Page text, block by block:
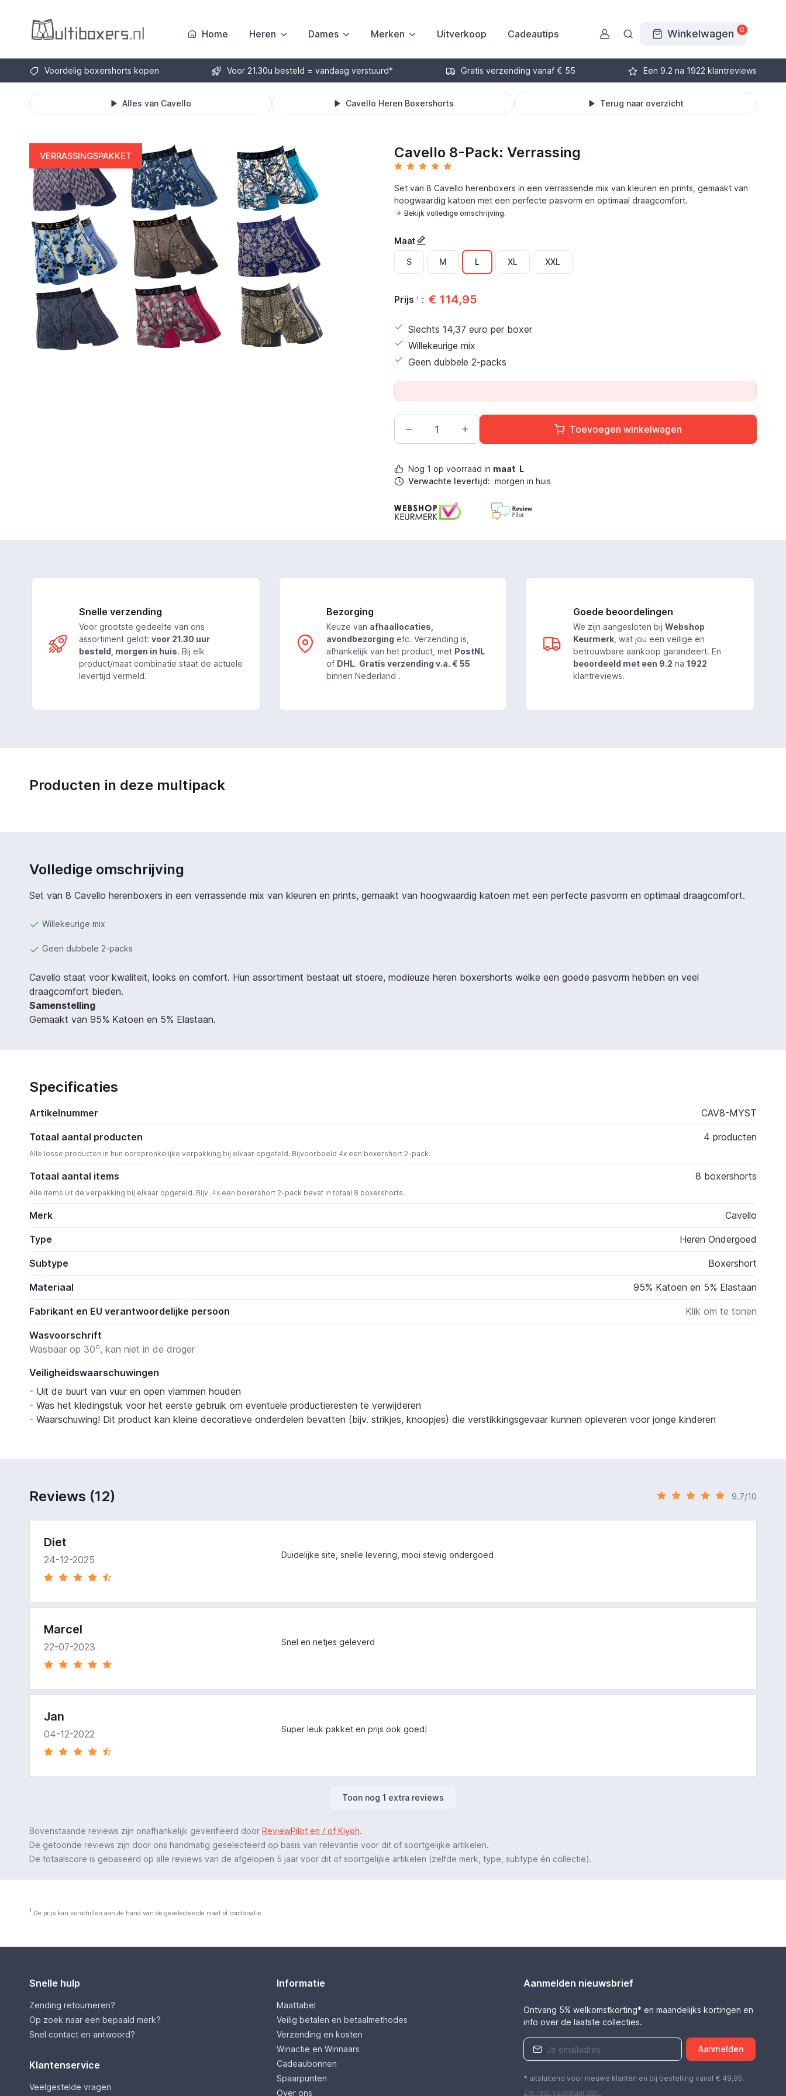
Home Heren Dames Merken Uitverkoop Cadeautips Winkelwagen 0
Voordelig boxershorts kopen Voor 21.30u besteld = vandaag verstuurd* Gratis verzending vanaf € 55 Een 9.2 na 1922 klantreviews
Alles van Cavello Cavello Heren Boxershorts Terug naar overzicht
VERRASSINGSPAKKET Cavello 8-Pack: Verrassing
Set van 8 Cavello herenboxers in een verrassende mix van kleuren en prints, gemaakt van
hoogwaardig katoen met een perfecte pasvorm en optimaal draagcomfort.
Bekijk volledige omschrijving.
Maat
S M L XL XXL
Prijs1 : € 114,95
Slechts14,37 euro per boxer
Willekeurige mix
Geen dubbele 2-packs
Toevoegen winkelwagen
Nog 1 op voorraad in maat L
Verwachte levertijd: morgen in huis
Snelle verzending
Voor grootste gedeelte van ons
assortiment geldt: voor 21.30 uur
besteld, morgen in huis. Bij elk
product/maat combinatie staat de actuele
levertijd vermeld.
Bezorging
Keuze van afhaallocaties,
avondbezorgingetc. Verzending is,
afhankelijk van het product, met PostNL
of DHL. Gratis verzending v.a. € 55
binnen Nederland .
Goede beoordelingen
We zijn aangesloten bijWebshop
Keurmerk , wat jou een veilige en
betrouwbare aankoop garandeert. En
beoordeeld met een 9.2 na1922
klantreviews.
Producten in deze multipack
Volledige omschrijving
Set van 8 Cavello herenboxers in een verrassende mix van kleuren en prints, gemaakt van hoogwaardig katoen met een perfecte pasvorm en optimaal draagcomfort.
Willekeurige mix
Geen dubbele 2-packs
Cavello staat voor kwaliteit, looks en comfort. Hun assortiment bestaat uit stoere, modieuze heren boxershorts welke een goede pasvorm hebben en veel
draagcomfort bieden.
Samenstelling
Gemaakt van 95% Katoen en 5% Elastaan.
Specificaties
Artikelnummer CAV8-MYST
Totaal aantal producten 4 producten
Alle losse producten in hun oorspronkelijke verpakking bij elkaar opgeteld. Bijvoorbeeld 4x een boxershort 2-pack.
Totaal aantal items 8 boxershorts
Alle items uit de verpakking bij elkaar opgeteld. Bijv. 4x een boxershort 2-pack bevat in totaal 8 boxershorts.
Merk Cavello
Type Heren Ondergoed
Subtype Boxershort
Materiaal 95% Katoen en 5% Elastaan
Fabrikant en EU verantwoordelijke persoon Klik om te tonen
Wasvoorschrift
Wasbaar op 30o, kan niet in de droger
Veiligheidswaarschuwingen
- Uit de buurt van vuur en open vlammen houden
- Was het kledingstuk voor het eerste gebruik om eventuele productieresten te verwijderen
- Waarschuwing! Dit product kan kleine decoratieve onderdelen bevatten (bijv. strikjes, knoopjes) die verstikkingsgevaar kunnen opleveren voor jonge kinderen
Reviews (12) 9.7/10
Diet
24-12-2025 Duidelijke site, snelle levering, mooi stevig ondergoed
Marcel
22-07-2023 Snel en netjes geleverd
Jan
04-12-2022 Super leuk pakket en prijs ook goed!
Toon nog 1 extra reviews
Bovenstaande reviews zijn onafhankelijk geverifieerd door ReviewPilot en / of Kiyoh.
De getoonde reviews zijn door ons handmatig geselecteerd op basis van relevantie voor dit of soortgelijke artikelen.
De totaalscore is gebaseerd op alle reviews van de afgelopen 5 jaar voor dit of soortgelijke artikelen (zelfde merk, type, subtype én collectie).
1 De prijs kan verschillen aan de hand van de geselecteerde maat of combinatie.
Snelle hulp
Zending retourneren?
Op zoek naar een bepaald merk?
Snel contact en antwoord?
Klantenservice
Veelgestelde vragen
Informatie
Maattabel
Veilig betalen en betaalmethodes
Verzending en kosten
Winactie en Winnaars
Cadeaubonnen
Spaarpunten
Over ons
Aanmelden nieuwsbrief
Ontvang 5% welkomstkorting* en maandelijks kortingen en
info over de laatste collecties.
Aanmelden
* uitsluitend voor nieuwe klanten en bij bestelling vanaf € 49,95.
Zie rest voorwaarden.